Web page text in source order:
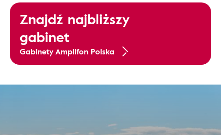
Znajdź najbliższy
gabinet
Gabinety Amplifon Polska